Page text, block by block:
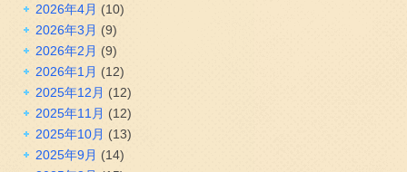
2026年4月 (10)
2026年3月 (9)
2026年2月 (9)
2026年1月 (12)
2025年12月 (12)
2025年11月 (12)
2025年10月 (13)
2025年9月 (14)